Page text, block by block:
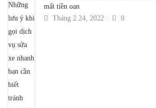
mất tiền oan
Tháng 2 24, 2022
0